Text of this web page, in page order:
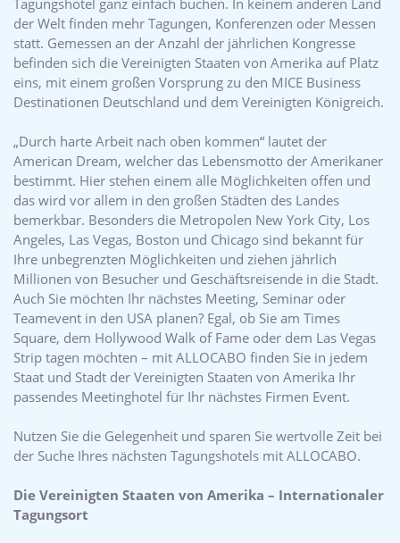
der Welt finden mehr Tagungen, Konferenzen oder Messen
statt. Gemessen an der Anzahl der jährlichen Kongresse
befinden sich die Vereinigten Staaten von Amerika auf Platz
eins, mit einem großen Vorsprung zu den MICE Business
Destinationen Deutschland und dem Vereinigten Königreich.
„Durch harte Arbeit nach oben kommen“ lautet der
American Dream, welcher das Lebensmotto der Amerikaner
bestimmt. Hier stehen einem alle Möglichkeiten offen und
das wird vor allem in den großen Städten des Landes
bemerkbar. Besonders die Metropolen New York City, Los
Angeles, Las Vegas, Boston und Chicago sind bekannt für
Ihre unbegrenzten Möglichkeiten und ziehen jährlich
Millionen von Besucher und Geschäftsreisende in die Stadt.
Auch Sie möchten Ihr nächstes Meeting, Seminar oder
Teamevent in den USA planen? Egal, ob Sie am Times
Square, dem Hollywood Walk of Fame oder dem Las Vegas
Strip tagen möchten – mit ALLOCABO finden Sie in jedem
Staat und Stadt der Vereinigten Staaten von Amerika Ihr
passendes Meetinghotel für Ihr nächstes Firmen Event.
Nutzen Sie die Gelegenheit und sparen Sie wertvolle Zeit bei
der Suche Ihres nächsten Tagungshotels mit ALLOCABO.
Die Vereinigten Staaten von Amerika – Internationaler
Tagungsort